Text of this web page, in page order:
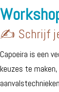
✍️ Schrijf je
Capoeira is een
keuzes te